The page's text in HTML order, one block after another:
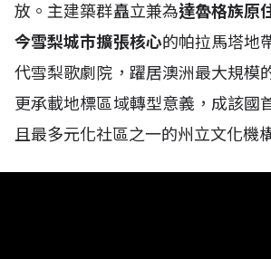
放。主建築群矗立兼為達魯格族原
今雪梨城市擴張核心的帕拉馬塔地
代雪梨歌劇院，躍居澳洲最大規模
更承載地標區域轉型意義，成該國
且最多元化社區之一的州立文化機